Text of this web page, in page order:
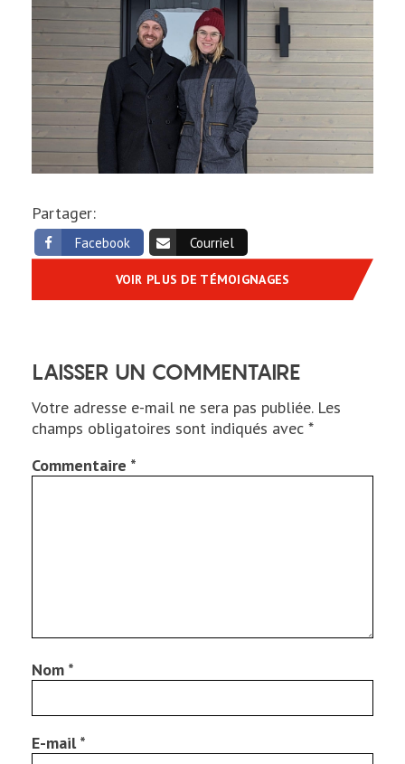
Partager:
Facebook Courriel
VOIR PLUS DE TÉMOIGNAGES
LAISSER UN COMMENTAIRE
Votre adresse e-mail ne sera pas publiée. Les
champs obligatoires sont indiqués avec *
Commentaire *
Nom *
E-mail*